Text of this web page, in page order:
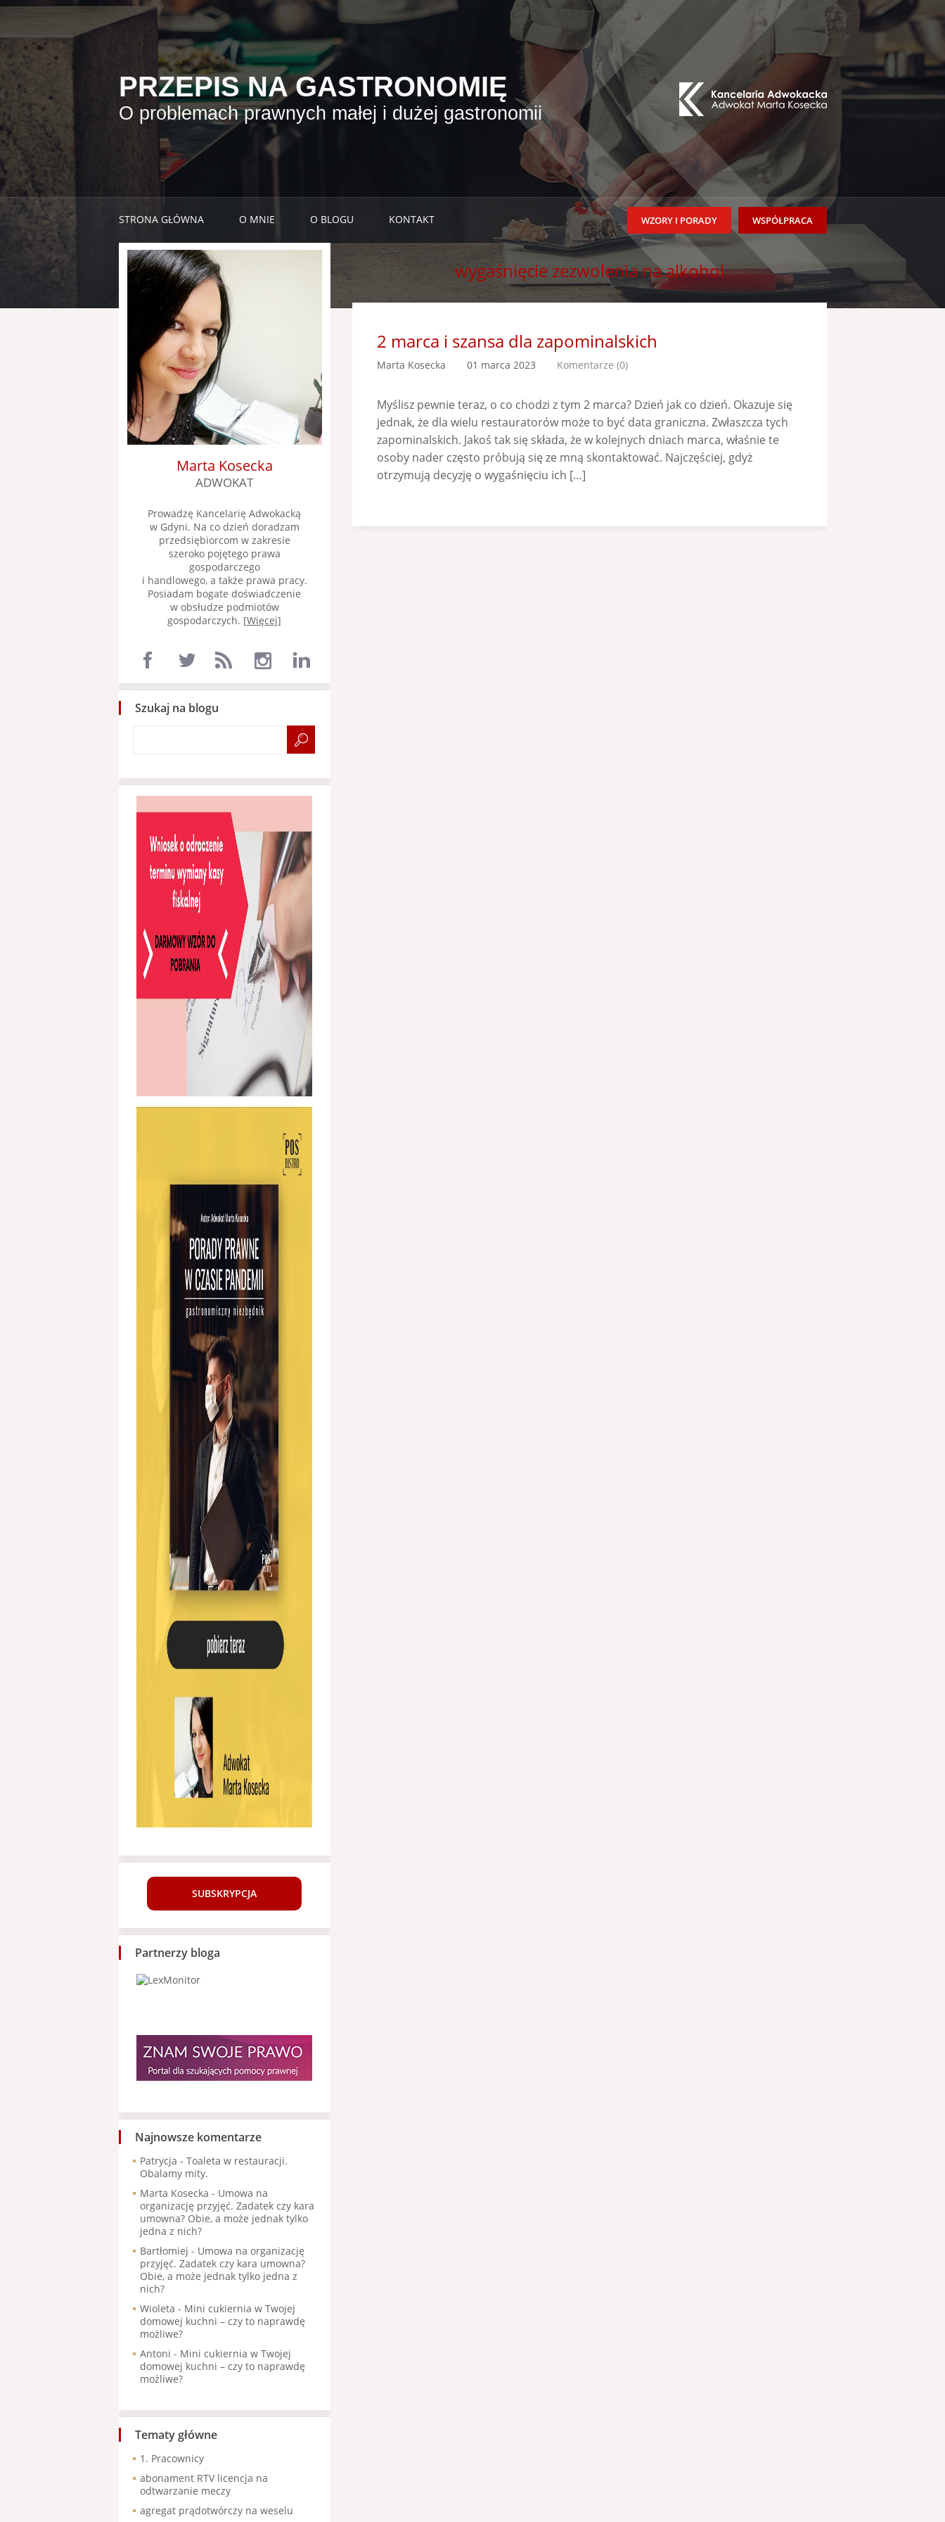
PRZEPIS NA GASTRONOMIĘ
O problemach prawnych małej i dużej gastronomii
STRONA GŁÓWNA O MNIE O BLOGU KONTAKT WSPÓŁPRACA
WZORY I PORADY
wygaśnięcie zezwolenia na alkohol
2 marca i szansa dla zapominalskich
Marta Kosecka 01 marca 2023 Komentarze (0)
Myślisz pewnie teraz, o co chodzi z tym 2 marca? Dzień jak co dzień. Okazuje się
jednak, że dla wielu restauratorów może to być data graniczna. Zwłaszcza tych
zapominalskich. Jakoś tak się składa, że w kolejnych dniach marca, właśnie te
osoby nader często próbują się ze mną skontaktować. Najczęściej, gdyż
otrzymują decyzję o wygaśnięciu ich […]
Marta Kosecka
ADWOKAT
Prowadzę Kancelarię Adwokacką
w Gdyni. Na co dzień doradzam
przedsiębiorcom w zakresie
szeroko pojętego prawa
gospodarczego
i handlowego, a także prawa pracy.
Posiadam bogate doświadczenie
w obsłudze podmiotów
gospodarczych. [Więcej]
Szukaj na blogu
SUBSKRYPCJA
Partnerzy bloga
Najnowsze komentarze
Patrycja - Toaleta w restauracji.
Obalamy mity.
Marta Kosecka - Umowa na
organizację przyjęć. Zadatek czy kara
umowna? Obie, a może jednak tylko
jedna z nich?
Bartłomiej - Umowa na organizację
przyjęć. Zadatek czy kara umowna?
Obie, a może jednak tylko jedna z
nich?
Wioleta - Mini cukiernia w Twojej
domowej kuchni – czy to naprawdę
możliwe?
Antoni - Mini cukiernia w Twojej
domowej kuchni – czy to naprawdę
możliwe?
Tematy główne
1. Pracownicy
abonament RTV licencja na
odtwarzanie meczy
agregat prądotwórczy na weselu